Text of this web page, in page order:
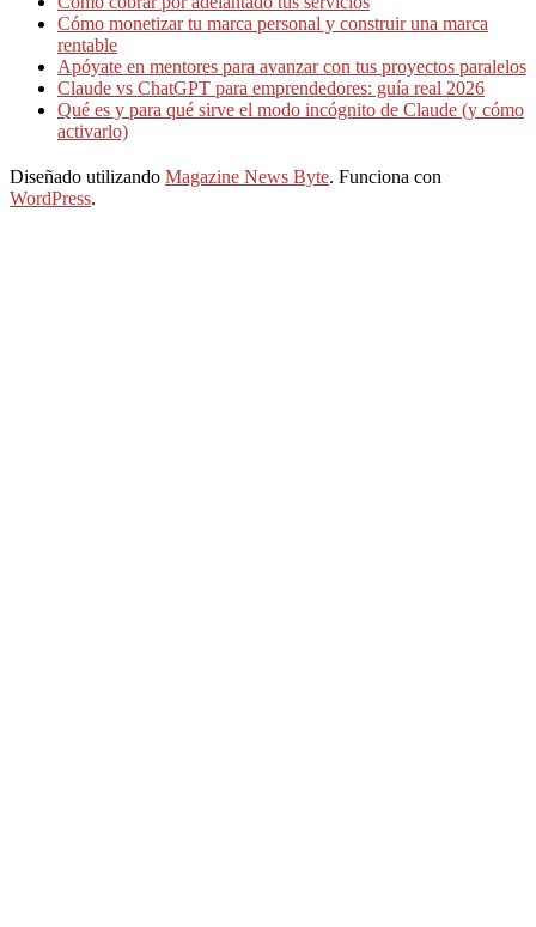
Cómo monetizar tu marca personal y construir una marca
rentable
Apóyate en mentores para avanzar con tus proyectos paralelos
Claude vs ChatGPT para emprendedores: guía real 2026
Qué es y para qué sirve el modo incógnito de Claude (y cómo
activarlo)
Diseñado utilizando Magazine News Byte. Funciona con
WordPress.